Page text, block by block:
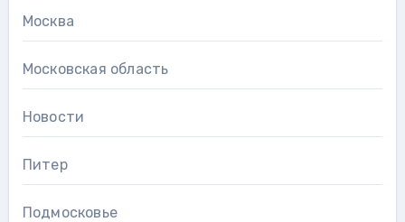
Москва
Московская область
Новости
Питер
Подмосковье